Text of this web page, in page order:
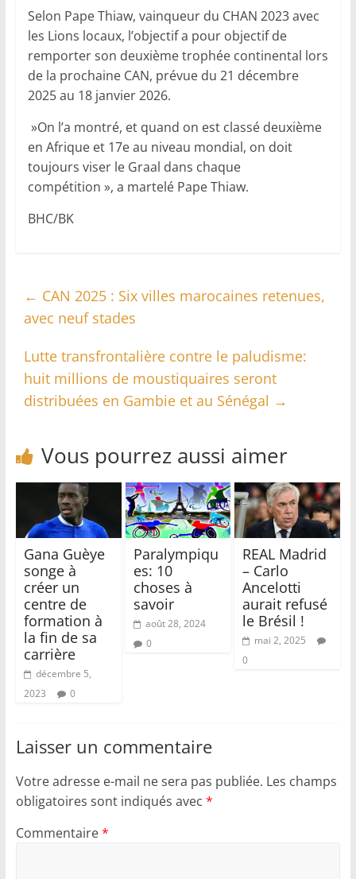
Selon Pape Thiaw, vainqueur du CHAN 2023 avec
les Lions locaux, l’objectif a pour objectif de
remporter son deuxième trophée continental lors
de la prochaine CAN, prévue du 21 décembre
2025 au 18 janvier 2026.
»On l’a montré, et quand on est classé deuxième
en Afrique et 17e au niveau mondial, on doit
toujours viser le Graal dans chaque
compétition », a martelé Pape Thiaw.
BHC/BK
← CAN 2025 : Six villes marocaines retenues,
avec neuf stades
Lutte transfrontalière contre le paludisme:
huit millions de moustiquaires seront
distribuées en Gambie et au Sénégal →
Vous pourrez aussi aimer
Gana Guèye
songe à
créer un
centre de
formation à
la fin de sa
carrière
décembre 5,
2023
0
Paralympiqu
es: 10
choses à
savoir
août 28, 2024
0
REAL Madrid
– Carlo
Ancelotti
aurait refusé
le Brésil !
mai 2, 2025
0
Laisser un commentaire
Votre adresse e-mail ne sera pas publiée. Les champs
obligatoires sont indiqués avec *
Commentaire*